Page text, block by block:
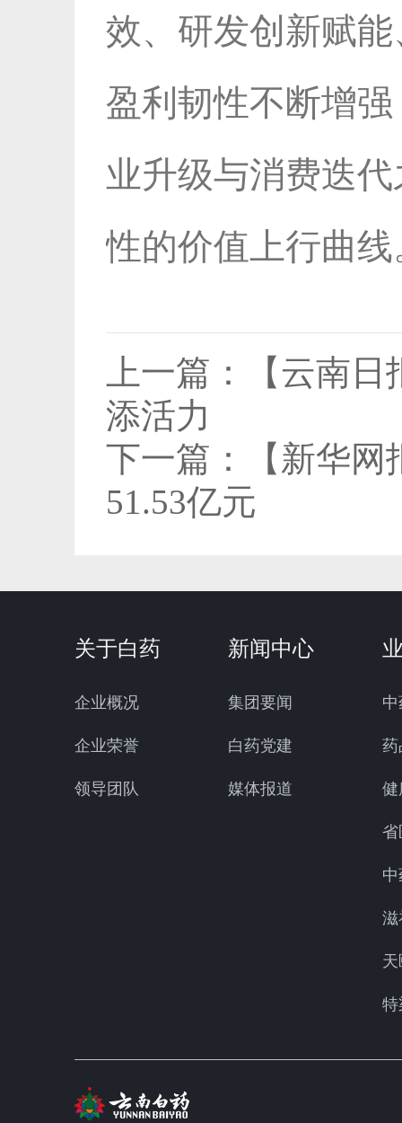
效、研发创新赋
盈利韧性不断增
业升级与消费迭
性的价值上行曲线
上一篇：
【云南
添活力
下一篇：
【新华
51.53亿元
关于白药
企业概况
企业荣誉
领导团队
新闻中心
集团要闻
白药党建
媒体报道
药
健
省
滋
特